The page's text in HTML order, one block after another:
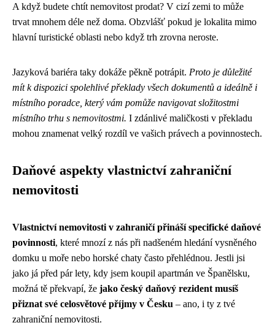
A když budete chtít nemovitost prodat? V cizí zemi to může
trvat mnohem déle než doma. Obzvlášť pokud je lokalita mimo
hlavní turistické oblasti nebo když trh zrovna neroste.
Jazyková bariéra taky dokáže pěkně potrápit. Proto je důležité
mít k dispozici spolehlivé překlady všech dokumentů a ideálně i
místního poradce, který vám pomůže navigovat složitostmi
místního trhu s nemovitostmi. I zdánlivé maličkosti v překladu
mohou znamenat velký rozdíl ve vašich právech a povinnostech.
Daňové aspekty vlastnictví zahraniční
nemovitosti
Vlastnictví nemovitosti v zahraničí přináší specifické daňové
povinnosti, které mnozí z nás při nadšeném hledání vysněného
domku u moře nebo horské chaty často přehlédnou. Jestli jsi
jako já před pár lety, kdy jsem koupil apartmán ve Španělsku,
možná tě překvapí, že jako český daňový rezident musíš
přiznat své celosvětové příjmy v Česku – ano, i ty z tvé
zahraniční nemovitosti.